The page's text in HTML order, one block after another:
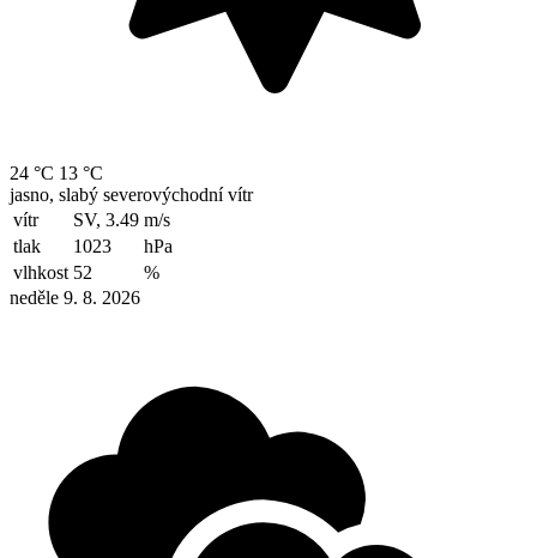
24 °C 13 °C
jasno, slabý severovýchodní vítr
vítr
SV, 3.49 m/s
tlak
1023
hPa
vlhkost 52
%
neděle 9. 8. 2026